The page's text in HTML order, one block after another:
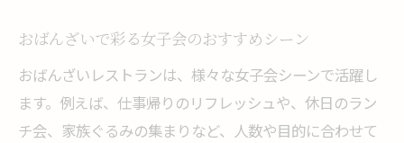
おばんざいで彩る女子会のおすすめシーン
おばんざいレストランは、様々な女子会シーンで活躍し
ます。例えば、仕事帰りのリフレッシュや、休日のラン
チ会、家族ぐるみの集まりなど、人数や目的に合わせて